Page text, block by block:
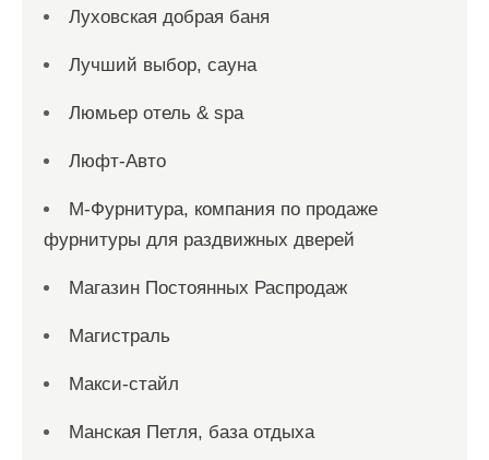
Луховская добрая баня
Лучший выбор, сауна
Люмьер отель & spa
Люфт-Авто
М-Фурнитура, компания по продаже
фурнитуры для раздвижных дверей
Магазин Постоянных Распродаж
Магистраль
Макси-стайл
Манская Петля, база отдыха